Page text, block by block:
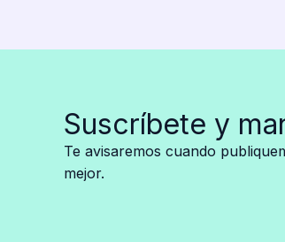
está
Todo
sobre
la
nueva
Suscríbete y
Te avisaremos cuando
mejor.